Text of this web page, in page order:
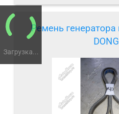
Загрузка...
Ремень